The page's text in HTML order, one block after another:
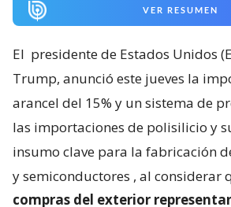
VER RESUMEN
El presidente de Estados Unidos
Trump, anunció este jueves la
arancel del 15% y un sistema de
las importaciones de polisilicio y
insumo clave para la fabricación
y semiconductores , al considerar
compras del exterior